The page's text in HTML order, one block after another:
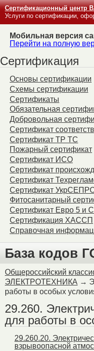
Сертификационный центр
Услуги по сертификации,
Мобильная версия
Перейти на полную
Сертификация
Основы сертификации
Схемы сертификации
Сертификаты
Обязательная
Добровольная
Сертификат
Сертификат ТР ТС
Пожарный сертификат
Сертификат ИСО
Сертификат
Сертификат
Сертификат
Фитосанитарный
Сертификат Евро 5 и
Сертификация ХАССП
Справочная
База кодов
Общероссийский
ЭЛЕКТРОТЕХНИКА →
работы в особых
29.260.
для работы в
29.260.20.
взрывоопасной